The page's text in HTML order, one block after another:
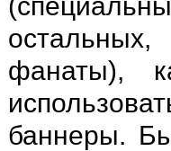
фанаты),
баннеры.